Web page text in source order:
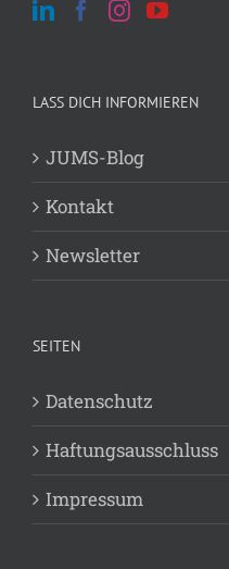
LASS DICH INFORMIEREN
JUMS-Blog
Kontakt
Newsletter
SEITEN
Datenschutz
Haftungsausschluss
Impressum